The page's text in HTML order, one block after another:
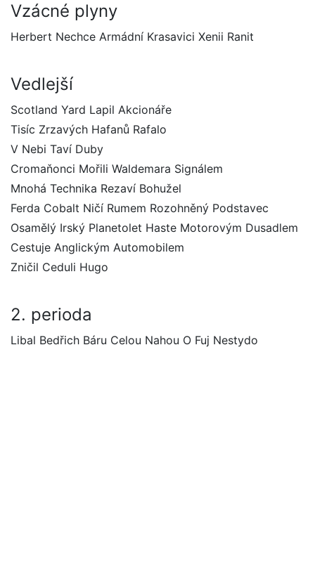
Vzácné plyny
Herbert Nechce Armádní Krasavici Xenii Ranit
Vedlejší
Scotland Yard Lapil Akcionáře
Tisíc Zrzavých Hafanů Rafalo
V Nebi Taví Duby
Cromaňonci Mořili Waldemara Signálem
Mnohá Technika Rezaví Bohužel
Ferda Cobalt Ničí Rumem Rozohněný Podstavec
Osamělý Irský Planetolet Haste Motorovým Dusadlem
Cestuje Anglickým Automobilem
Zničil Ceduli Hugo
2. perioda
Libal Bedřich Báru Celou Nahou O Fuj Nestydo